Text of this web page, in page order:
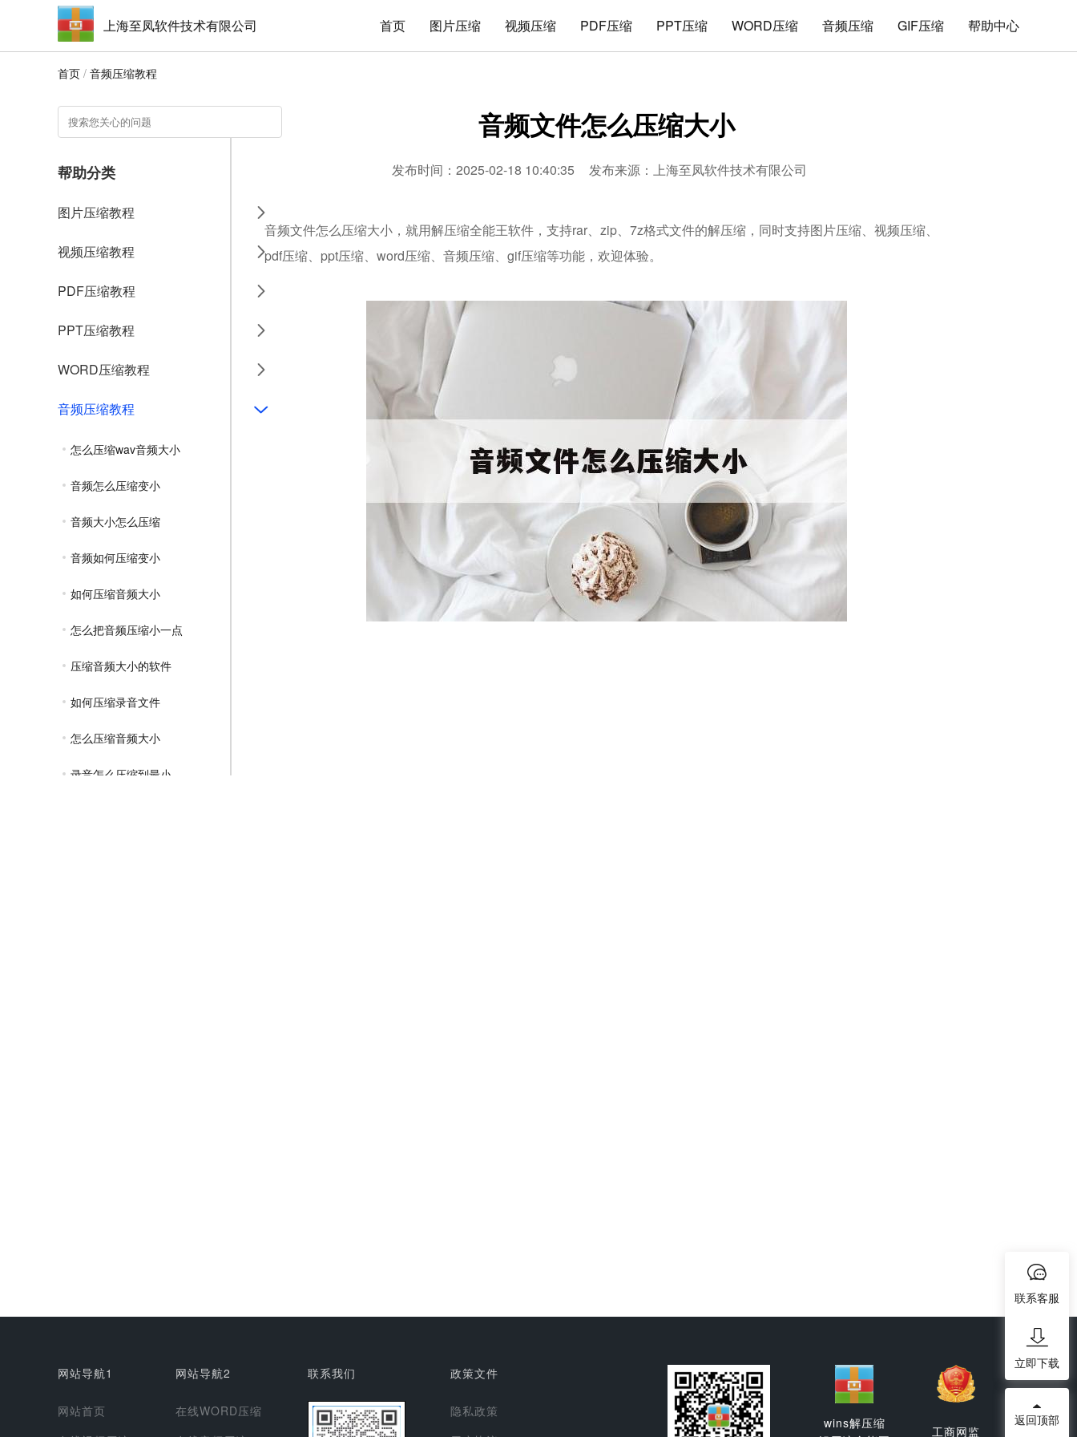
上海至凤软件技术有限公司 首页 图片压缩 视频压缩 PDF压缩 PPT压缩 WORD压缩 音频压缩 GIF压缩 帮助中心
首页 / 音频压缩教程
帮助分类
图片压缩教程
视频压缩教程
PDF压缩教程
PPT压缩教程
WORD压缩教程
音频压缩教程
怎么压缩wav音频大小
音频怎么压缩变小
音频大小怎么压缩
音频如何压缩变小
如何压缩音频大小
怎么把音频压缩小一点
压缩音频大小的软件
如何压缩录音文件
怎么压缩音频大小
录音怎么压缩到最小
音频文件怎么压缩大小
发布时间：2025-02-18 10:40:35 发布来源：上海至凤软件技术有限公司
音频文件怎么压缩大小，就用解压缩全能王软件，支持rar、zip、7z格式文件的解压缩，同时支持图片压缩、视频压缩、
pdf压缩、ppt压缩、word压缩、音频压缩、gif压缩等功能，欢迎体验。
网站导航1
网站首页
网站导航2
在线WORD压缩
联系我们 政策文件
隐私政策
wins解压缩
工商网监
联系客服
立即下载
返回顶部